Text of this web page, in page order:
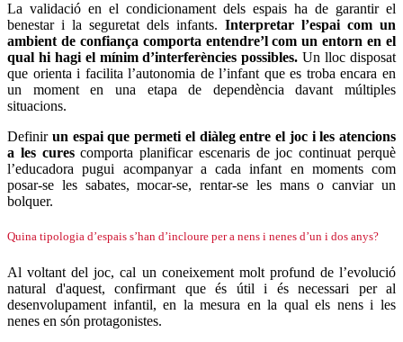
La validació en el condicionament dels espais ha de garantir el
benestar i la seguretat dels infants. Interpretar l’espai com un
ambient de confiança comporta entendre’l com un entorn en el
qual hi hagi el mínim d’interferències possibles. Un lloc disposat
que orienta i facilita l’autonomia de l’infant que es troba encara en
un moment en una etapa de dependència davant múltiples
situacions.
Definir un espai que permeti el diàleg entre el joc i les atencions
a les curescomporta planificar escenaris de joc continuat perquè
l’educadora pugui acompanyar a cada infant en moments com
posar-se les sabates, mocar-se, rentar-se les mans o canviar un
bolquer.
Quina tipologia d’espais s’han d’incloure per a nens i nenes d’un i dos anys?
Al voltant del joc, cal un coneixement molt profund de l’evolució
natural d'aquest, confirmant queés útil i és necessari per al
desenvolupament infantil, en la mesura en la qual els nens i les
nenes en són protagonistes.